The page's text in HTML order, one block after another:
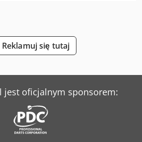
Do Cięcia
Reklamuj się tutaj
jest oficjalnym sponsorem: